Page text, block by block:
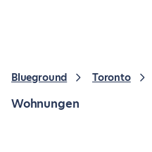
Blueground Toronto
Wohnungen